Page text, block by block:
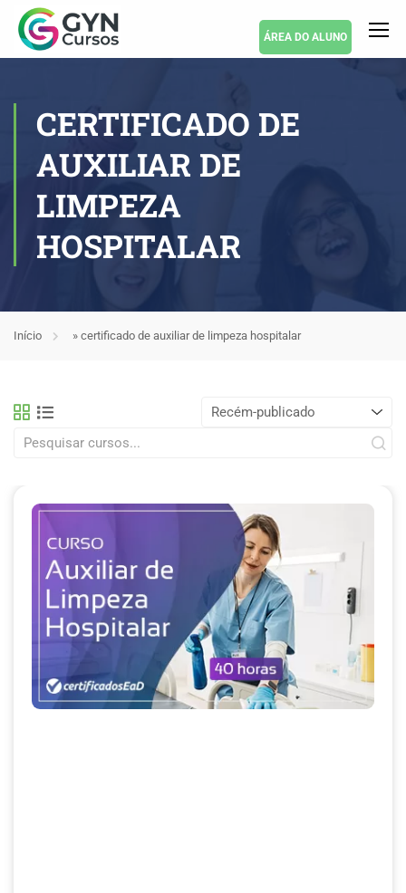
ÁREA DO ALUNO
CERTIFICADO DE
AUXILIAR DE
LIMPEZA
HOSPITALAR
Início » certificado de auxiliar de limpeza hospitalar